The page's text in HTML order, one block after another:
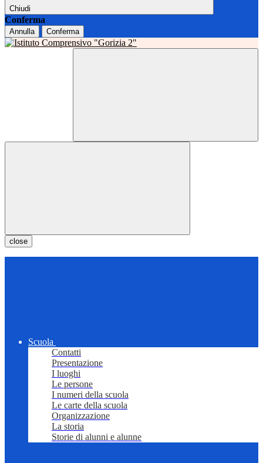
Chiudi
Conferma
Annulla Conferma
close
Scuola
Contatti
Presentazione
I luoghi
Le persone
I numeri della scuola
Le carte della scuola
Organizzazione
La storia
Storie di alunni e alunne